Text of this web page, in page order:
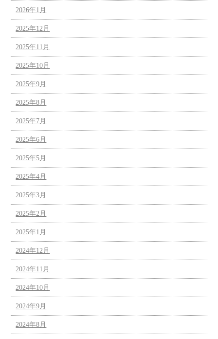
2026年1月
2025年12月
2025年11月
2025年10月
2025年9月
2025年8月
2025年7月
2025年6月
2025年5月
2025年4月
2025年3月
2025年2月
2025年1月
2024年12月
2024年11月
2024年10月
2024年9月
2024年8月